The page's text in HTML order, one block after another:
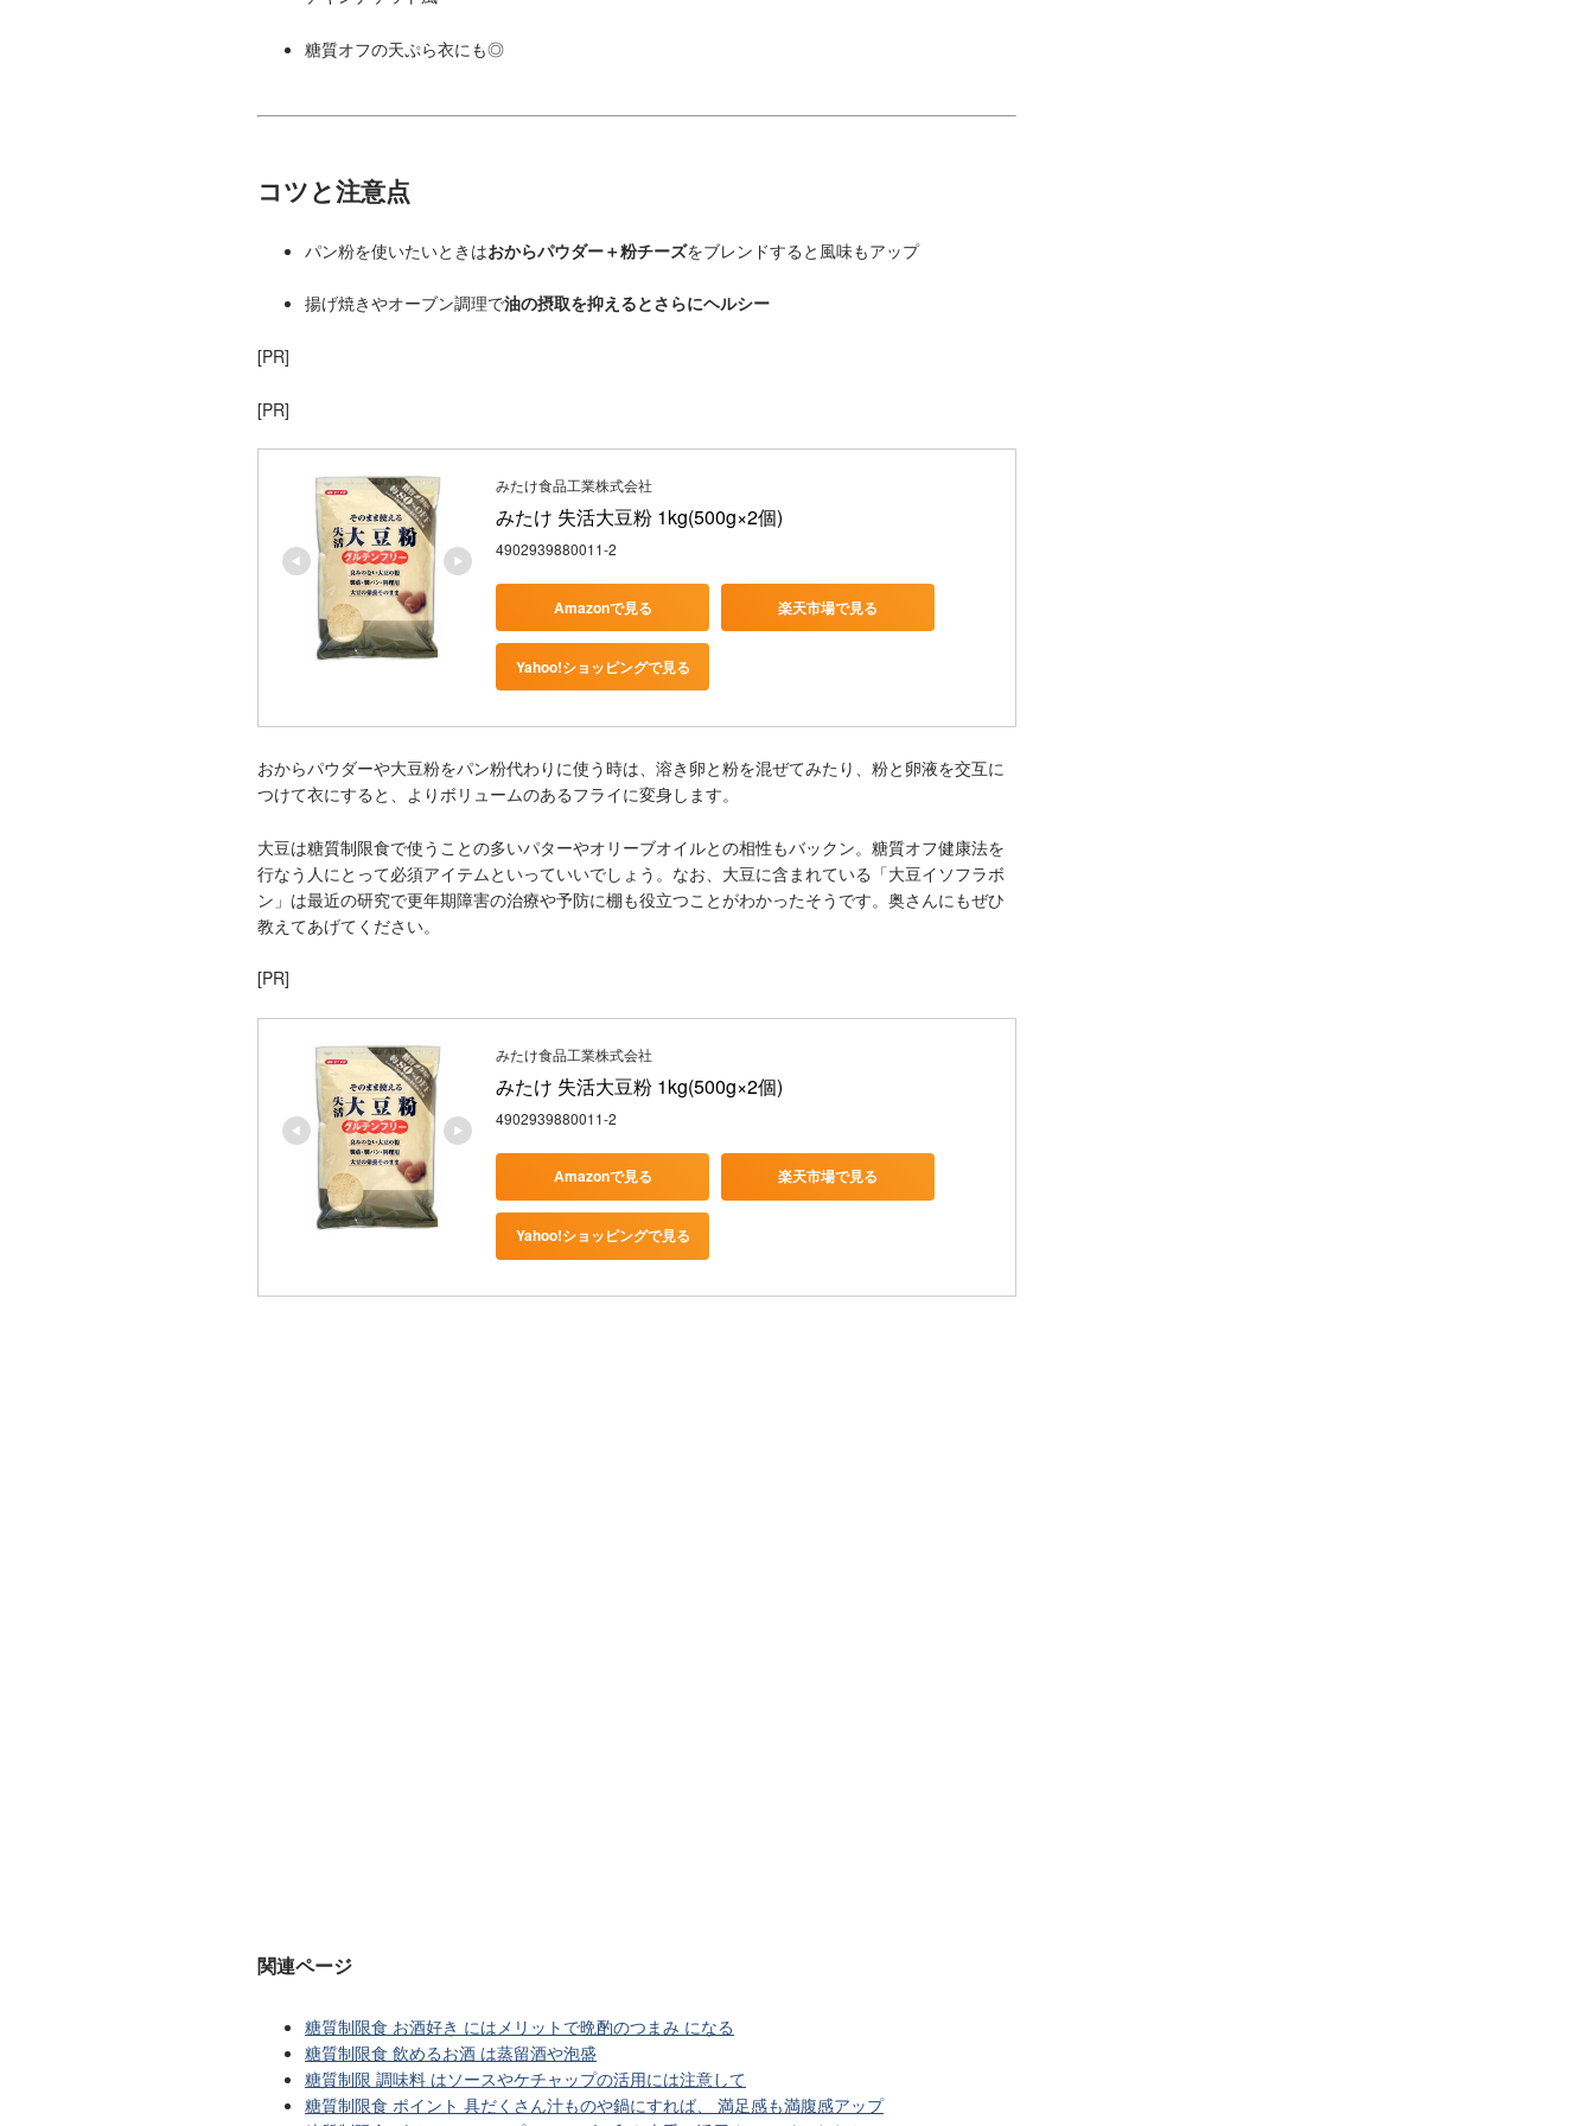
糖質オフの天ぷら衣にも◎
コツと注意点
パン粉を使いたいときはおからパウダー＋粉チーズをブレンドすると風味もアップ
揚げ焼きやオーブン調理で油の摂取を抑えるとさらにヘルシー
[PR]
[PR]
みたけ食品工業株式会社
みたけ 失活大豆粉 1kg(500g×2個)
4902939880011-2
Amazonで見る 楽天市場で見る
Yahoo!ショッピングで見る
おからパウダーや大豆粉をパン粉代わりに使う時は、溶き卵と粉を混ぜてみたり、粉と卵液を交互に
つけて衣にすると、よりボリュームのあるフライに変身します。
大豆は糖質制限食で使うことの多いパターやオリーブオイルとの相性もバックン。糖質オフ健康法を
行なう人にとって必須アイテムといっていいでしょう。なお、大豆に含まれている「大豆イソフラボ
ン」は最近の研究で更年期障害の治療や予防に棚も役立つことがわかったそうです。奥さんにもぜひ
教えてあげてください。
[PR]
みたけ食品工業株式会社
みたけ 失活大豆粉 1kg(500g×2個)
4902939880011-2
Amazonで見る 楽天市場で見る
Yahoo!ショッピングで見る
関連ページ
糖質制限食 お酒好き にはメリットで晩酌のつまみ になる
糖質制限食 飲めるお酒 は蒸留酒や泡盛
糖質制限 調味料 はソースやケチャップの活用には注意して
糖質制限食 ポイント 具だくさん汁ものや鍋にすれば、 満足感も満腹感アップ